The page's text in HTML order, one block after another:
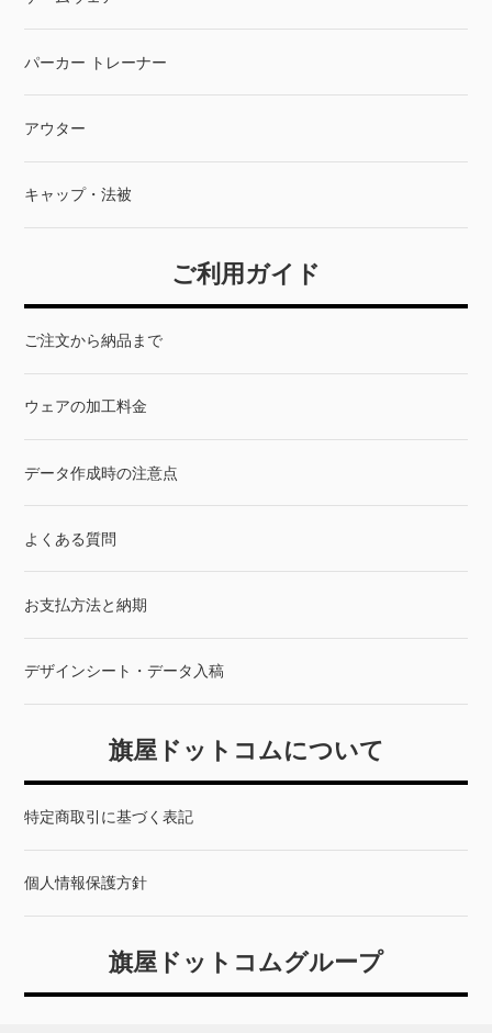
パーカー トレーナー
アウター
キャップ・法被
ご利用ガイド
ご注文から納品まで
ウェアの加工料金
データ作成時の注意点
よくある質問
お支払方法と納期
デザインシート・データ入稿
旗屋ドットコムについて
特定商取引に基づく表記
個人情報保護方針
旗屋ドットコムグループ